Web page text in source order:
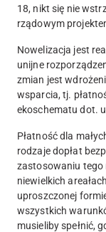
18, nikt się nie
rządowym
Nowelizacja jest
unijne
zmian jest
wsparcia, tj.
ekoschematu dot.
Płatność dla
rodzaje dopłat
zastosowaniu tego
niewielkich
uproszczonej
wszystkich
musieliby spełnić,